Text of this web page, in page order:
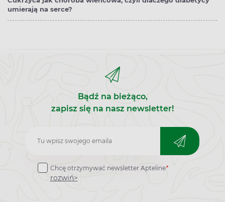
umierają na serce?
Bądź na bieżąco,
zapisz się na nasz newsletter!
Zapisz
do
newslettera
Chcę otrzymywać newsletter Apteline*
rozwiń>